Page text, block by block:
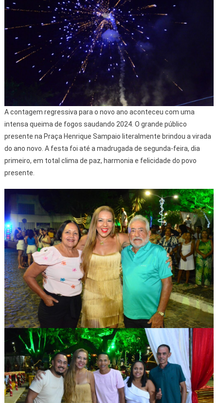
A contagem regressiva para o novo ano aconteceu com uma
intensa queima de fogos saudando 2024. O grande público
presente na Praça Henrique Sampaio literalmente brindou a virada
do ano novo. A festa foi até a madrugada de segunda-feira, dia
primeiro, em total clima de paz, harmonia e felicidade do povo
presente.